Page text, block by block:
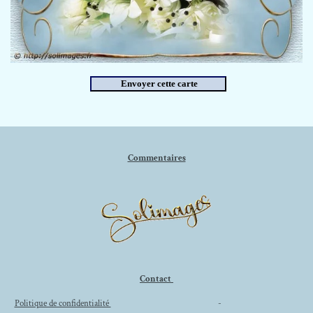
Commentaires
Contact
Politique de confidentialité -